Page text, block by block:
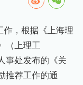
作，根据《上海理
（上理工
事处发布的《关
推荐工作的通